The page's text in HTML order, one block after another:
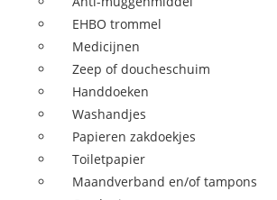
EHBO trommel
Medicijnen
Zeep of doucheschuim
Handdoeken
Washandjes
Papieren zakdoekjes
Toiletpapier
Maandverband en/of tampons